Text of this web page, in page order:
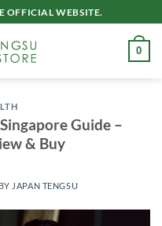
OFFICIAL WEBSITE.
0
Guide –
& Buy
BY JAPAN TENGSU